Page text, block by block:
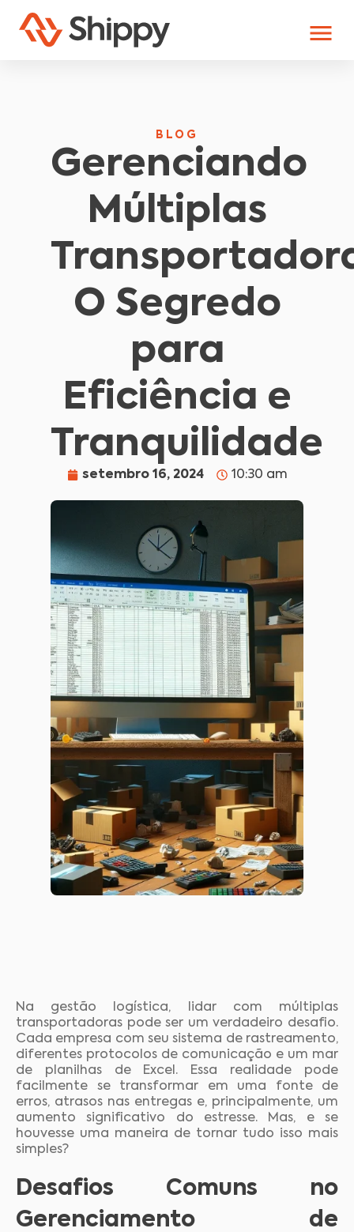
BLOG
Gerenciando
Múltiplas
O Segredo
para
Eficiência e
Tranquilidade
setembro 16, 2024 10:30 am
Na gestão logística, lidar com múltiplas
transportadoras pode ser um verdadeiro desafio.
Cada empresa com seu sistema de rastreamento,
diferentes protocolos de comunicação e um mar
de planilhas de Excel. Essa realidade pode
facilmente se transformar em uma fonte de
erros, atrasos nas entregas e, principalmente, um
aumento significativo do estresse. Mas, e se
houvesse uma maneira de tornar tudo isso mais
simples?
Desafios Comuns no
Gerenciamento de